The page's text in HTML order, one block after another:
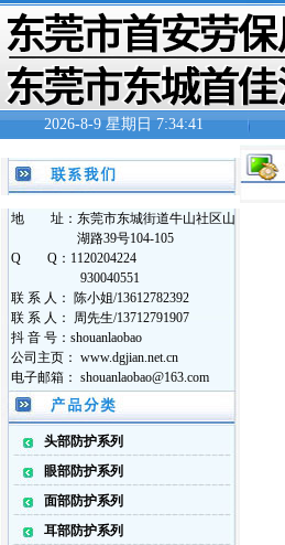
2026-8-9 星期日 7:34:41
地 址：东莞市东城街道牛山社区山
湖路39号104-105
Q Q：1120204224
930040551
联 系 人： 陈小姐/13612782392
联 系 人： 周先生/13712791907
抖 音 号：shouanlaobao
公司主页： www.dgjian.net.cn
电子邮箱： shouanlaobao@163.com
头部防护系列
眼部防护系列
面部防护系列
耳部防护系列